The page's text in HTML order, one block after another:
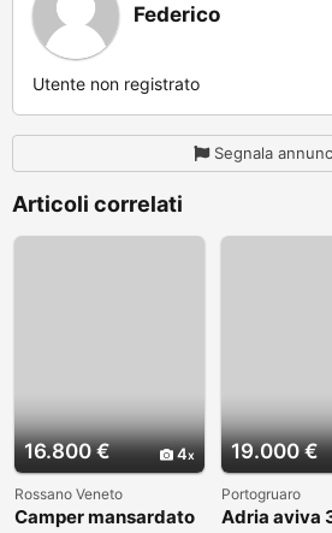
Federico
Utente non registrato
Segnala
Articoli correlati
16.800 € 4
Rossano Veneto
Camper mansardato
19.000 €
Portogruaro
Adria aviva